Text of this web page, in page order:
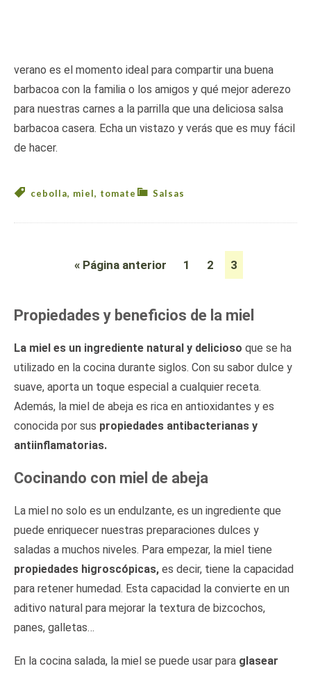
verano es el momento ideal para compartir una buena
barbacoa con la familia o los amigos y qué mejor aderezo
para nuestras carnes a la parrilla que una deliciosa salsa
barbacoa casera. Echa un vistazo y verás que es muy fácil
de hacer.
Salsas
cebolla, miel, tomate
« Página anterior 1 2 3
Propiedades y beneficios de la miel
La miel es un ingrediente natural y delicioso que se ha
utilizado en la cocina durante siglos. Con su sabor dulce y
suave, aporta un toque especial a cualquier receta.
Además, la miel de abeja es rica en antioxidantes y es
conocida por sus propiedades antibacterianas y
antiinflamatorias.
Cocinando con miel de abeja
La miel no solo es un endulzante, es un ingrediente que
puede enriquecer nuestras preparaciones dulces y
saladas a muchos niveles. Para empezar, la miel tiene
propiedades higroscópicas, es decir, tiene la capacidad
para retener humedad. Esta capacidad la convierte en un
aditivo natural para mejorar la textura de bizcochos,
panes, galletas…
En la cocina salada, la miel se puede usar para glasear